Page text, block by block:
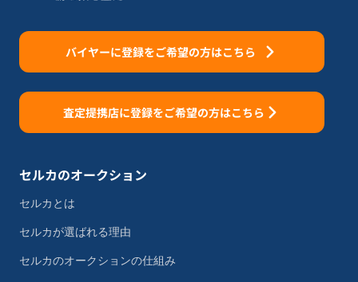
バイヤーに登録をご希望の方はこちら
査定提携店に登録をご希望の方はこちら
セルカのオークション
セルカとは
セルカが選ばれる理由
セルカのオークションの仕組み